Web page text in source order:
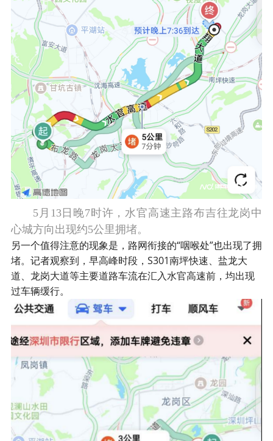
5月13日晚7时许，水官高速主路布吉往龙岗中
心城方向出现约5公里拥堵。
另一个值得注意的现象是，路网衔接的“咽喉处”也出现了拥
堵。记者观察到，早高峰时段，S301南坪快速、盐龙大
道、龙岗大道等主要道路车流在汇入水官高速前，均出现
过车辆缓行。